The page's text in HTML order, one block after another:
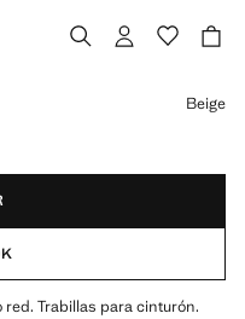
Beige
Trabillas para cinturón.